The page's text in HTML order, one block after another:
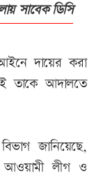
সাবেক ডিসি
আইনে দায়ের করা
তাকে আদালতে
জানিয়েছে,
আওয়ামী লীগ ও